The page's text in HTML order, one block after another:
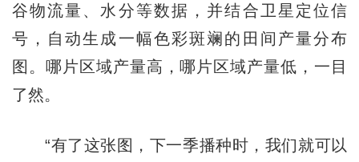
谷物流量、水分等数据，并结合卫星定位信
号，自动生成一幅色彩斑斓的田间产量分布
图。哪片区域产量高，哪片区域产量低，一目
了然。
“有了这张图，下一季播种时，我们就可以